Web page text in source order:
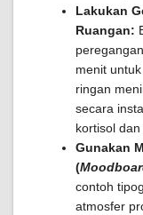
Lakukan
Ruangan:
menit
ringan
secara
kortisol
Gunakan
(
contoh
atmosfer